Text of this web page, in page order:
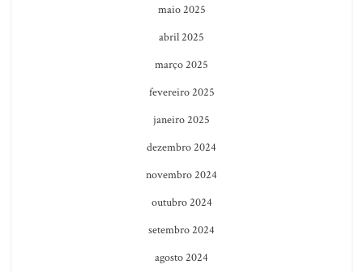
maio 2025
abril 2025
março 2025
fevereiro 2025
janeiro 2025
dezembro 2024
novembro 2024
outubro 2024
setembro 2024
agosto 2024